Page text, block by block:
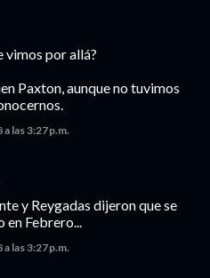
vimos por allá?
Paxton, aunque no tuvimos
las 3:27 p.m.
y Reygadas dijeron que se
en Febrero...
las 3:27 p.m.